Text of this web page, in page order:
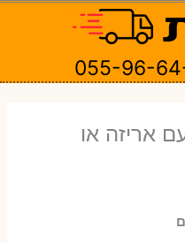
055-96-
אריזה או